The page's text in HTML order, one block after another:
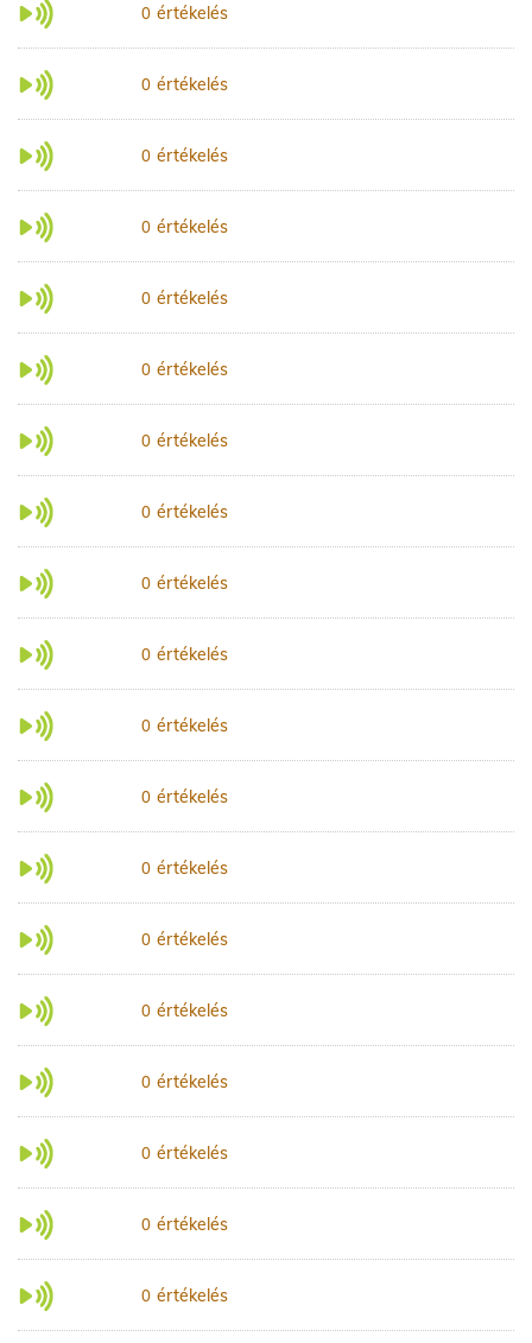
0 értékelés
0 értékelés
0 értékelés
0 értékelés
0 értékelés
0 értékelés
0 értékelés
0 értékelés
0 értékelés
0 értékelés
0 értékelés
0 értékelés
0 értékelés
0 értékelés
0 értékelés
0 értékelés
0 értékelés
0 értékelés
0 értékelés